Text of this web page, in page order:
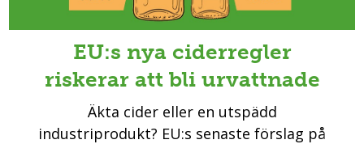
EU:s nya ciderregler
riskerar att bli urvattnade
Äkta cider eller en utspädd
industriprodukt? EU:s senaste förslag på